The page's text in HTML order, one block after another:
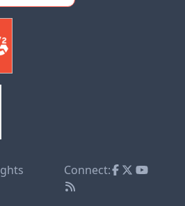
Connect: